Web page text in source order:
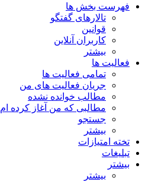
فهرست بخش ها
تالارهای گفتگو
قوانین
کاربران آنلاین
بیشتر
فعالیت ها
تمامی فعالیت ها
جریان فعالیت های من
مطالب خوانده نشده
مطالبی که من آغاز کرده ام
جستجو
بیشتر
تخته امتیازات
تبلیغات
بیشتر
بیشتر